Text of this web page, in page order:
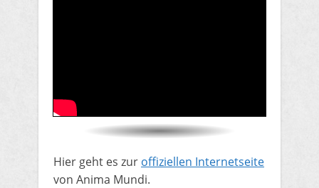
​Hier geht es zur offiziellen Internetseite
von Anima Mundi.